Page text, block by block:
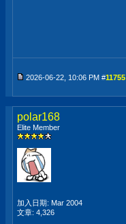
2026-06-22, 10:06 PM #11755
polar168
Elite Member
加入日期: Mar 2004
文章: 4,326